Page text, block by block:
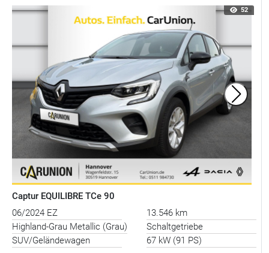
52
Captur EQUILIBRE TCe 90
06/2024 EZ
13.546 km
Highland-Grau Metallic (Grau)
Schaltgetriebe
SUV/Geländewagen
67 kW (91 PS)